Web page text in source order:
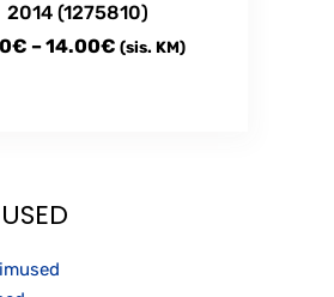
2014 (1275810)
€ –14.00€ Price
(sis. KM)